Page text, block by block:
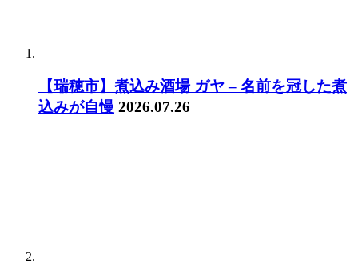
【瑞穂市】煮込み酒場 ガヤ – 名前を冠した煮
込みが自慢 2026.07.26